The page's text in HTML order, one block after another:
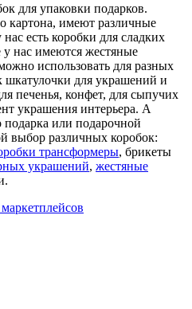
для упаковки подарков.
картона, имеют различные
есть коробки для сладких
нас имеются жестяные
использовать для разных
шкатулочки для украшений и
печенья, конфет, для сыпучих
украшения интерьера. А
подарка или подарочной
выбор различных коробок:
трансформеры, брикеты
украшений, жестяные